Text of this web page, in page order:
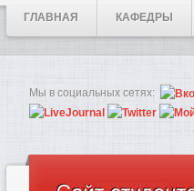
ГЛАВНАЯ КАФЕДРЫ
Мы в социальных сетях: